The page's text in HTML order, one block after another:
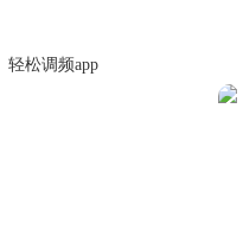
轻松调频app